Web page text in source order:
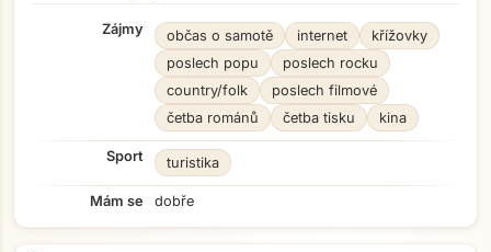
Zájmy občas o samotě internet
křížovky
poslech popu
poslech rocku
country/folk
poslech filmové
četba románů
četba tisku kina
Sport turistika
Mám se dobře